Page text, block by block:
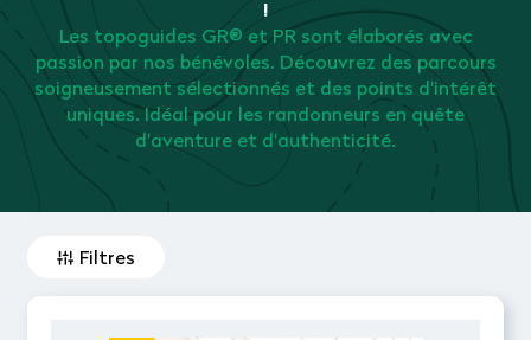
!
Les topoguides GR® et PR sont élaborés avec
passion par nos bénévoles. Découvrez des parcours
soigneusement sélectionnés et des points d'intérêt
uniques. Idéal pour les randonneurs en quête
d'aventure et d'authenticité.
Filtres